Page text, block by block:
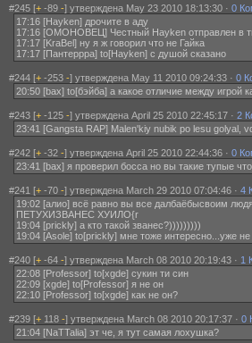
#245 [+ -89 -] утверждена May 23 2010 18:13:30 · 0
17:16 [Hayken] дрочите в аду
17:16 [ОМОНОВЕЦ] Честный Hayken отправлен в
17:17 [KraBel] ну я ж говорил что не Гайка
17:17 [Пантеррра] to[Hayken] с душой сказано
#244 [+ -253 -] утверждена May 11 2010 09:24:33 · 0
20:50 [bax] to[бэйба] а какое отличие между игрой
#243 [+ -125 -] утверждена April 25 2010 22:45:17 · 2
23:41 [Gangsta RAP] Malen'kiy nubik po lesu golyal,
#242 [+ -32 -] утверждена April 25 2010 22:44:36 · 0
23:41 [bax] я проверил босса но вы такие тупые
#241 [+ -70 -] утверждена March 29 2010 07:04:46 · 4
19:02 [алио] всё равно вы все далбаёбысвоим
ПЕТУХИЗВАНЕС ХУИЛО{r
19:04 [prickly] а кто такой званес?)))))))))
19:04 [Asole] to[prickly] мне тоже интересно...уже
#240 [+ -64 -] утверждена March 08 2010 20:19:43 · 1
22:08 [Professor] to[xgde] сукин ти син
22:09 [xgde] to[Professor] я не он
22:10 [Professor] to[xgde] как не он?
#239 [+ 118 -] утверждена March 08 2010 20:17:37 · 0
21:04 [NaTTalia] эт че, я тут самая лохушка?